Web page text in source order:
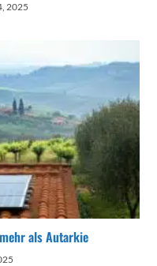
2025
als Autarkie